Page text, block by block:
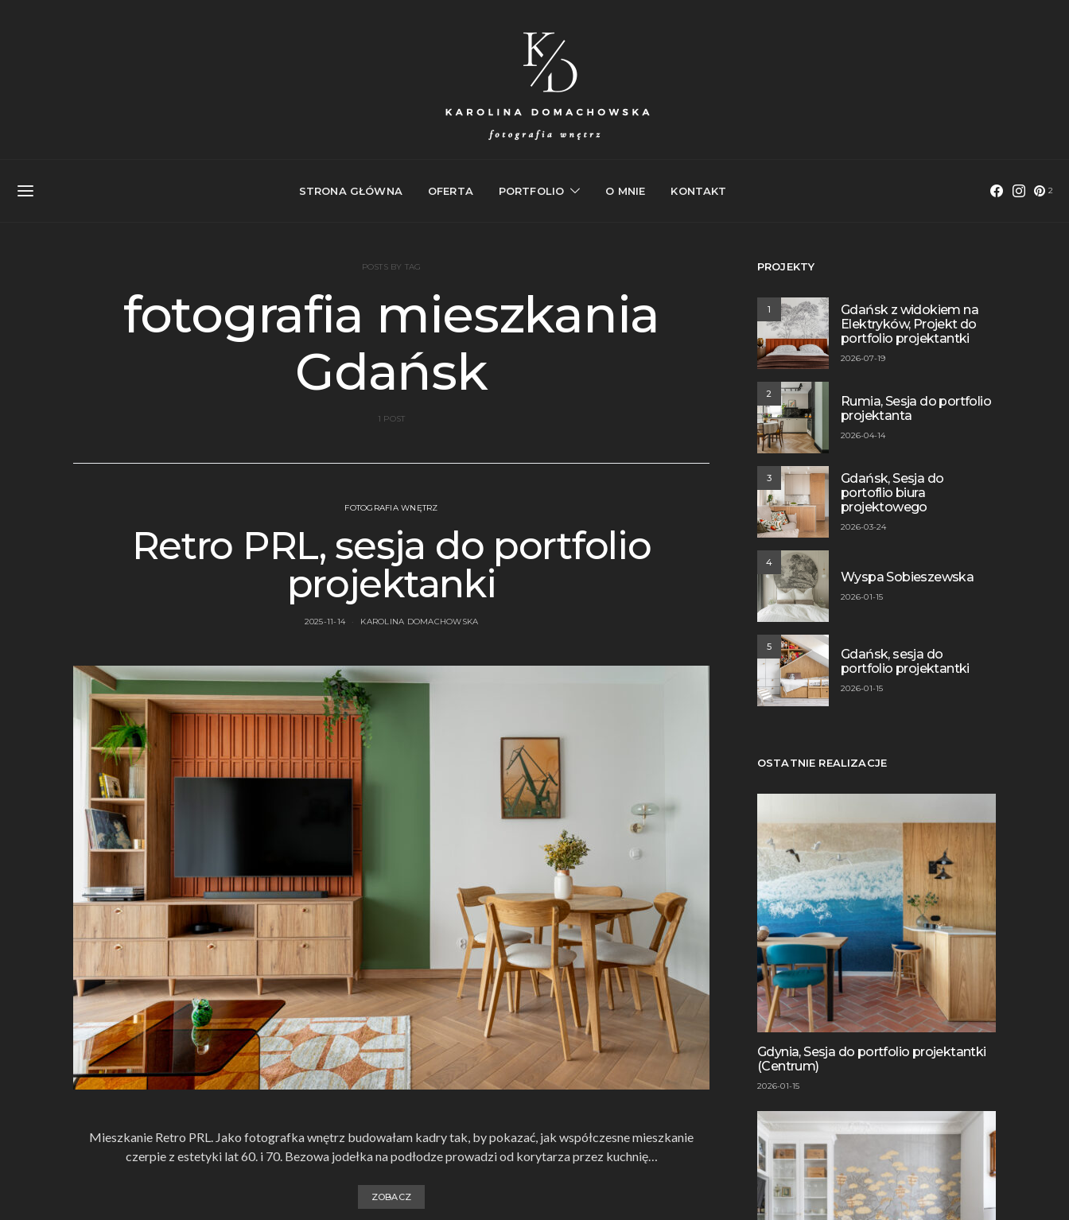
STRONA GŁÓWNA OFERTA PORTFOLIO O MNIE KONTAKT 2
POSTS BY TAG
fotografia mieszkania
Gdańsk
1 POST
FOTOGRAFIA WNĘTRZ
Retro PRL, sesja do portfolio
projektanki
2025-11-14 KAROLINA DOMACHOWSKA
Mieszkanie Retro PRL. Jako fotografka wnętrz budowałam kadry tak, by pokazać, jak współczesne mieszkanie
czerpie z estetyki lat 60. i 70. Bezowa jodełka na podłodze prowadzi od korytarza przez kuchnię…
ZOBACZ
PROJEKTY
1
Gdańsk z widokiem na
Elektryków, Projekt do
portfolio projektantki
2026-07-19
2
Rumia, Sesja do portfolio
projektanta
2026-04-14
3
Gdańsk, Sesja do
portoflio biura
projektowego
2026-03-24
4
Wyspa Sobieszewska
2026-01-15
5
Gdańsk, sesja do
portfolio projektantki
2026-01-15
OSTATNIE REALIZACJE
Gdynia, Sesja do portfolio projektantki
(Centrum)
2026-01-15